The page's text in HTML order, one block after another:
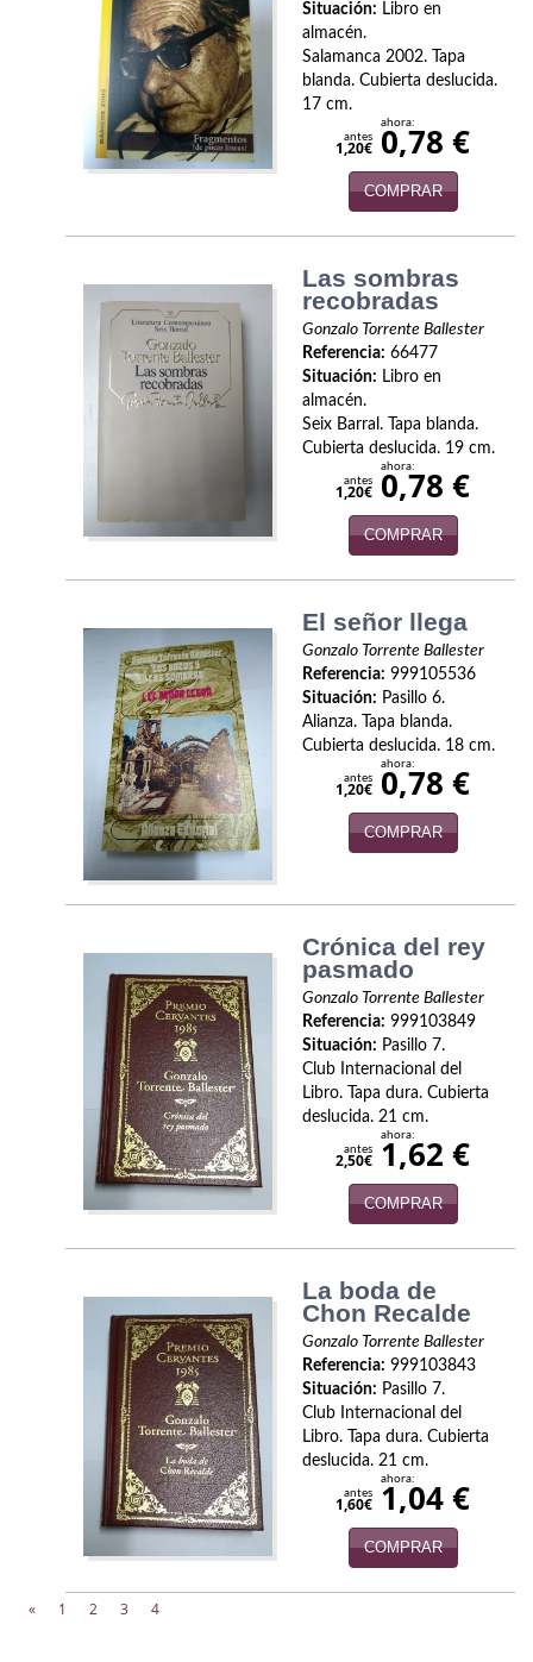
Psicología. Educación
Revistas
Segunda Guerra Mundial
Varios
Situación: Libro en
almacén.
Salamanca 2002. Tapa
blanda. Cubierta deslucida.
17 cm.
antes
1,20€
ahora:
0,78 €
COMPRAR
Las sombras
recobradas
Gonzalo Torrente Ballester
Referencia: 66477
Situación: Libro en
almacén.
Seix Barral. Tapa blanda.
Cubierta deslucida. 19 cm.
antes
1,20€
ahora:
0,78 €
COMPRAR
El señor llega
Gonzalo Torrente Ballester
Referencia: 999105536
Situación: Pasillo 6.
Alianza. Tapa blanda.
Cubierta deslucida. 18 cm.
antes
1,20€
ahora:
0,78 €
COMPRAR
Crónica del rey
pasmado
Gonzalo Torrente Ballester
Referencia: 999103849
Situación: Pasillo 7.
Club Internacional del
Libro. Tapa dura. Cubierta
deslucida. 21 cm.
antes
2,50€
ahora:
1,62 €
COMPRAR
La boda de
Chon Recalde
Gonzalo Torrente Ballester
Referencia: 999103843
Situación: Pasillo 7.
Club Internacional del
Libro. Tapa dura. Cubierta
deslucida. 21 cm.
antes
1,60€
ahora:
1,04 €
COMPRAR
« 1 2 3 4